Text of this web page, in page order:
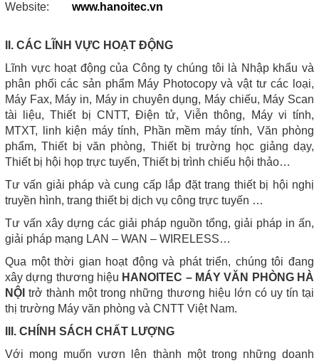
Website: www.hanoitec.vn
II. CÁC LĨNH VỰC HOẠT ĐỘNG
Lĩnh vực hoạt động của Công ty chúng tôi là Nhập khẩu và
phân phối các sản phẩm Máy Photocopy và vật tư các loại,
Máy Fax, Máy in, Máy in chuyên dụng, Máy chiếu, Máy Scan
tài liệu, Thiết bị CNTT, Điện tử, Viễn thông, Máy vi tính,
MTXT, linh kiện máy tính, Phần mềm máy tính, Văn phòng
phẩm, Thiết bị văn phòng, Thiết bị trường học giảng dạy,
Thiết bị hội họp trực tuyến, Thiết bị trình chiếu hội thảo…
Tư vấn giải pháp và cung cấp lắp đặt trang thiết bị hội nghị
truyền hình, trang thiết bị dịch vụ công trực tuyến …
Tư vấn xây dựng các giải pháp nguồn tổng, giải pháp in ấn,
giải pháp mạng LAN – WAN – WIRELESS…
Qua một thời gian hoạt động và phát triển, chúng tôi đang
xây dựng thương hiệu HANOITEC – MÁY VĂN PHÒNG HÀ
NỘItrở thành một trong những thương hiệu lớn có uy tín tại
thị trường Máy văn phòng và CNTT Việt Nam.
III. CHÍNH SÁCH CHẤT LƯỢNG
Với mong muốn vươn lên thành một trong những doanh